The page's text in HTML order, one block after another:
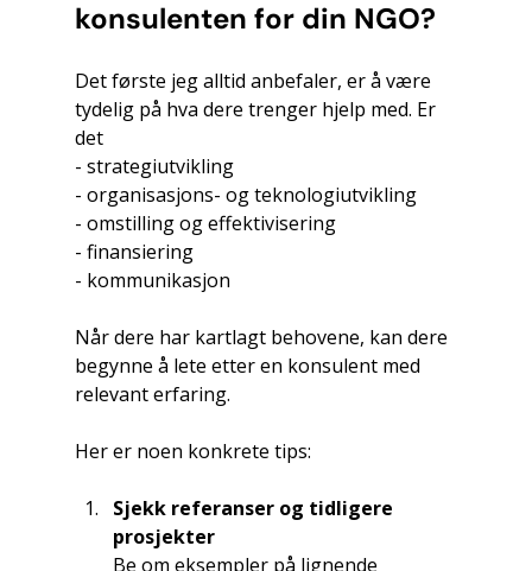
konsulenten for din NGO?
Det første jeg alltid anbefaler, er å være
tydelig på hva dere trenger hjelp med. Er
det
- strategiutvikling
- organisasjons- og teknologiutvikling
- omstilling og effektivisering
- finansiering
- kommunikasjon
Når dere har kartlagt behovene, kan dere
begynne å lete etter en konsulent med
relevant erfaring.
Her er noen konkrete tips:
Sjekk referanser og tidligere
prosjekter
Be om eksempler på lignende